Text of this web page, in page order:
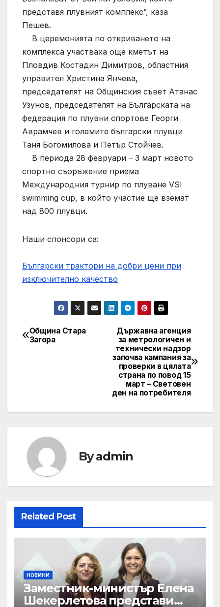
представя плувният комплекс”, каза
Пешев.
В церемонията по откриването на
комплекса участваха още кметът на
Пловдив Костадин Димитров, областния
управител Христина Янчева,
председателят на Общинския съвет Атанас
Узунов, председателят на Българската на
федерация по плувни спортове Георги
Аврамчев и големите български плувци
Таня Богомилова и Петър Стойчев.
В периода 28 февруари – 3 март новото
спортно съоръжение приема
Международния турнир по плуване VSI
swimming cup, в който участие ще вземат
над 800 плувци.
Наши спонсори са:
Български трактори на добри цени при
изключително качество
Post
Държавна агенция
за метрологичен и
технически надзор
започва кампания за
проверки в цялата
страна по повод 15
март – Световен
ден на потребителя
Община Стара
Загора
Byadmin
Related Post
НОВИНИ
Заместник-министър Елена
Шекерлетова представи